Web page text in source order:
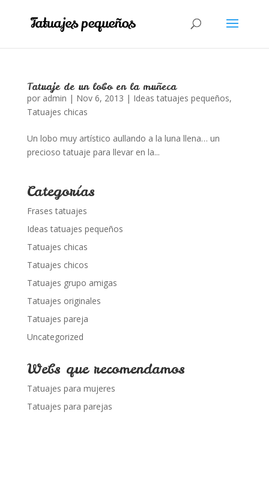
Tatuaje de un lobo en la muñeca
por admin | Nov 6, 2013 | Ideas tatuajes pequeños,
Tatuajes chicas
Un lobo muy artístico aullando a la luna llena… un
precioso tatuaje para llevar en la...
Categorías
Frases tatuajes
Ideas tatuajes pequeños
Tatuajes chicas
Tatuajes chicos
Tatuajes grupo amigas
Tatuajes originales
Tatuajes pareja
Uncategorized
Webs que recomendamos
Tatuajes para mujeres
Tatuajes para parejas